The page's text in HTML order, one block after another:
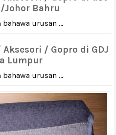
Johor Bahru
urusan ...
/ Gopro di GDJ
Lumpur
urusan ...